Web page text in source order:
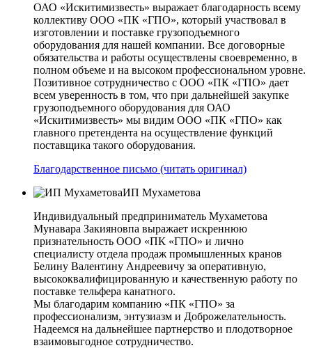
ОАО «Искитимизвесть» выражает благодарность всему
коллективу ООО «ПК «ГПО», который участвовал в
изготовлении и поставке грузоподъемного
оборудования для нашей компании. Все договорные
обязательства и работы осуществлены своевременно, в
полном объеме и на высоком профессиональном уровне.
Позитивное сотрудничество с ООО «ПК «ГПО» дает
всем уверенность в том, что при дальнейшей закупке
грузоподъемного оборудования для ОАО
«Искитимизвесть» мы видим ООО «ПК «ГПО» как
главного претендента на осуществление функций
поставщика такого оборудования.
Благодарственное письмо (читать оригинал)
ИП Мухаметова
Индивидуальный предприниматель Мухаметова
Мунавара Закияновпа выражает искреннюю
признательность ООО «ПК «ГПО» и лично
специалисту отдела продаж промышленных кранов
Белину Валентину Андреевичу за оперативную,
высококвалифицированную и качественную работу по
поставке тельфера канатного.
Мы благодарим компанию «ПК «ГПО» за
профессионализм, энтузиазм и Доброжелательность.
Надеемся на дальнейшее партнерство и плодотворное
взаимовыгодное сотрудничество.